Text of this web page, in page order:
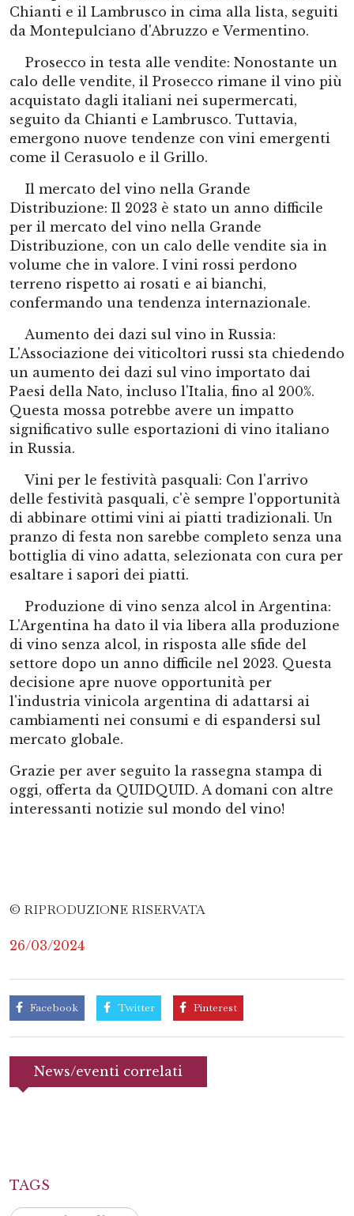
Chianti e il Lambrusco in cima alla lista, seguiti
da Montepulciano d'Abruzzo e Vermentino.
Prosecco in testa alle vendite: Nonostante un
calo delle vendite, il Prosecco rimane il vino più
acquistato dagli italiani nei supermercati,
seguito da Chianti e Lambrusco. Tuttavia,
emergono nuove tendenze con vini emergenti
come il Cerasuolo e il Grillo.
Il mercato del vino nella Grande
Distribuzione: Il 2023 è stato un anno difficile
per il mercato del vino nella Grande
Distribuzione, con un calo delle vendite sia in
volume che in valore. I vini rossi perdono
terreno rispetto ai rosati e ai bianchi,
confermando una tendenza internazionale.
Aumento dei dazi sul vino in Russia:
L'Associazione dei viticoltori russi sta chiedendo
un aumento dei dazi sul vino importato dai
Paesi della Nato, incluso l'Italia, fino al 200%.
Questa mossa potrebbe avere un impatto
significativo sulle esportazioni di vino italiano
in Russia.
Vini per le festività pasquali: Con l'arrivo
delle festività pasquali, c'è sempre l'opportunità
di abbinare ottimi vini ai piatti tradizionali. Un
pranzo di festa non sarebbe completo senza una
bottiglia di vino adatta, selezionata con cura per
esaltare i sapori dei piatti.
Produzione di vino senza alcol in Argentina:
L'Argentina ha dato il via libera alla produzione
di vino senza alcol, in risposta alle sfide del
settore dopo un anno difficile nel 2023. Questa
decisione apre nuove opportunità per
l'industria vinicola argentina di adattarsi ai
cambiamenti nei consumi e di espandersi sul
mercato globale.
Grazie per aver seguito la rassegna stampa di
oggi, offerta da QUIDQUID. A domani con altre
interessanti notizie sul mondo del vino!
© RIPRODUZIONE RISERVATA
26/03/2024
Facebook Twitter Pinterest
News/eventi correlati
TAGS